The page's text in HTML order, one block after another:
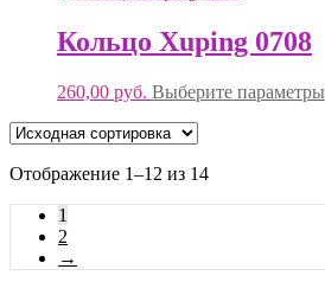
Кольцо Xuping 0708
260,00 руб. Выберите параметры
Отображение 1–12 из 14
1
2
→